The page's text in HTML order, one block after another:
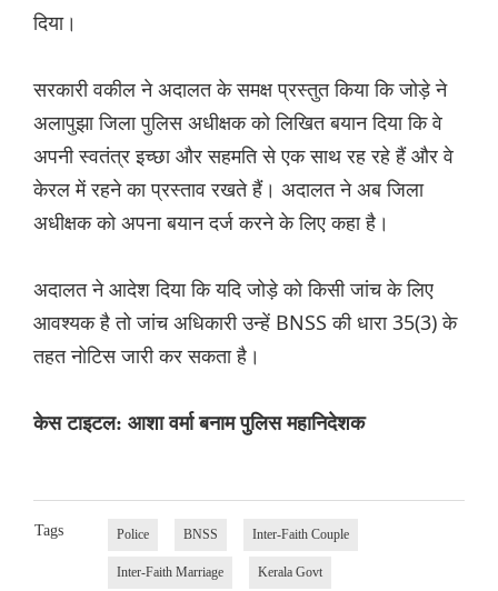
दिया।
सरकारी वकील ने अदालत के समक्ष प्रस्तुत किया कि जोड़े ने
अलापुझा जिला पुलिस अधीक्षक को लिखित बयान दिया कि वे
अपनी स्वतंत्र इच्छा और सहमति से एक साथ रह रहे हैं और वे
केरल में रहने का प्रस्ताव रखते हैं। अदालत ने अब जिला
अधीक्षक को अपना बयान दर्ज करने के लिए कहा है।
अदालत ने आदेश दिया कि यदि जोड़े को किसी जांच के लिए
आवश्यक है तो जांच अधिकारी उन्हें BNSS की धारा 35(3) के
तहत नोटिस जारी कर सकता है।
केस टाइटल: आशा वर्मा बनाम पुलिस महानिदेशक
Tags Police BNSS Inter-Faith Couple
Inter-Faith Marriage Kerala Govt